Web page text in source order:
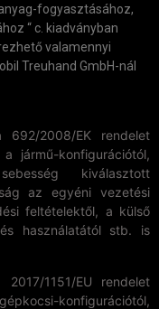
fogyasztásához,
“ c. kiadványban
valamennyi
Treuhand GmbH-nál
692/2008/EK rendelet
jármű-konfigurációtól,
kiválasztott
az egyéni vezetési
feltételektől, a külső
használatától stb. is
1151/EU rendelet
konfigurációtól,